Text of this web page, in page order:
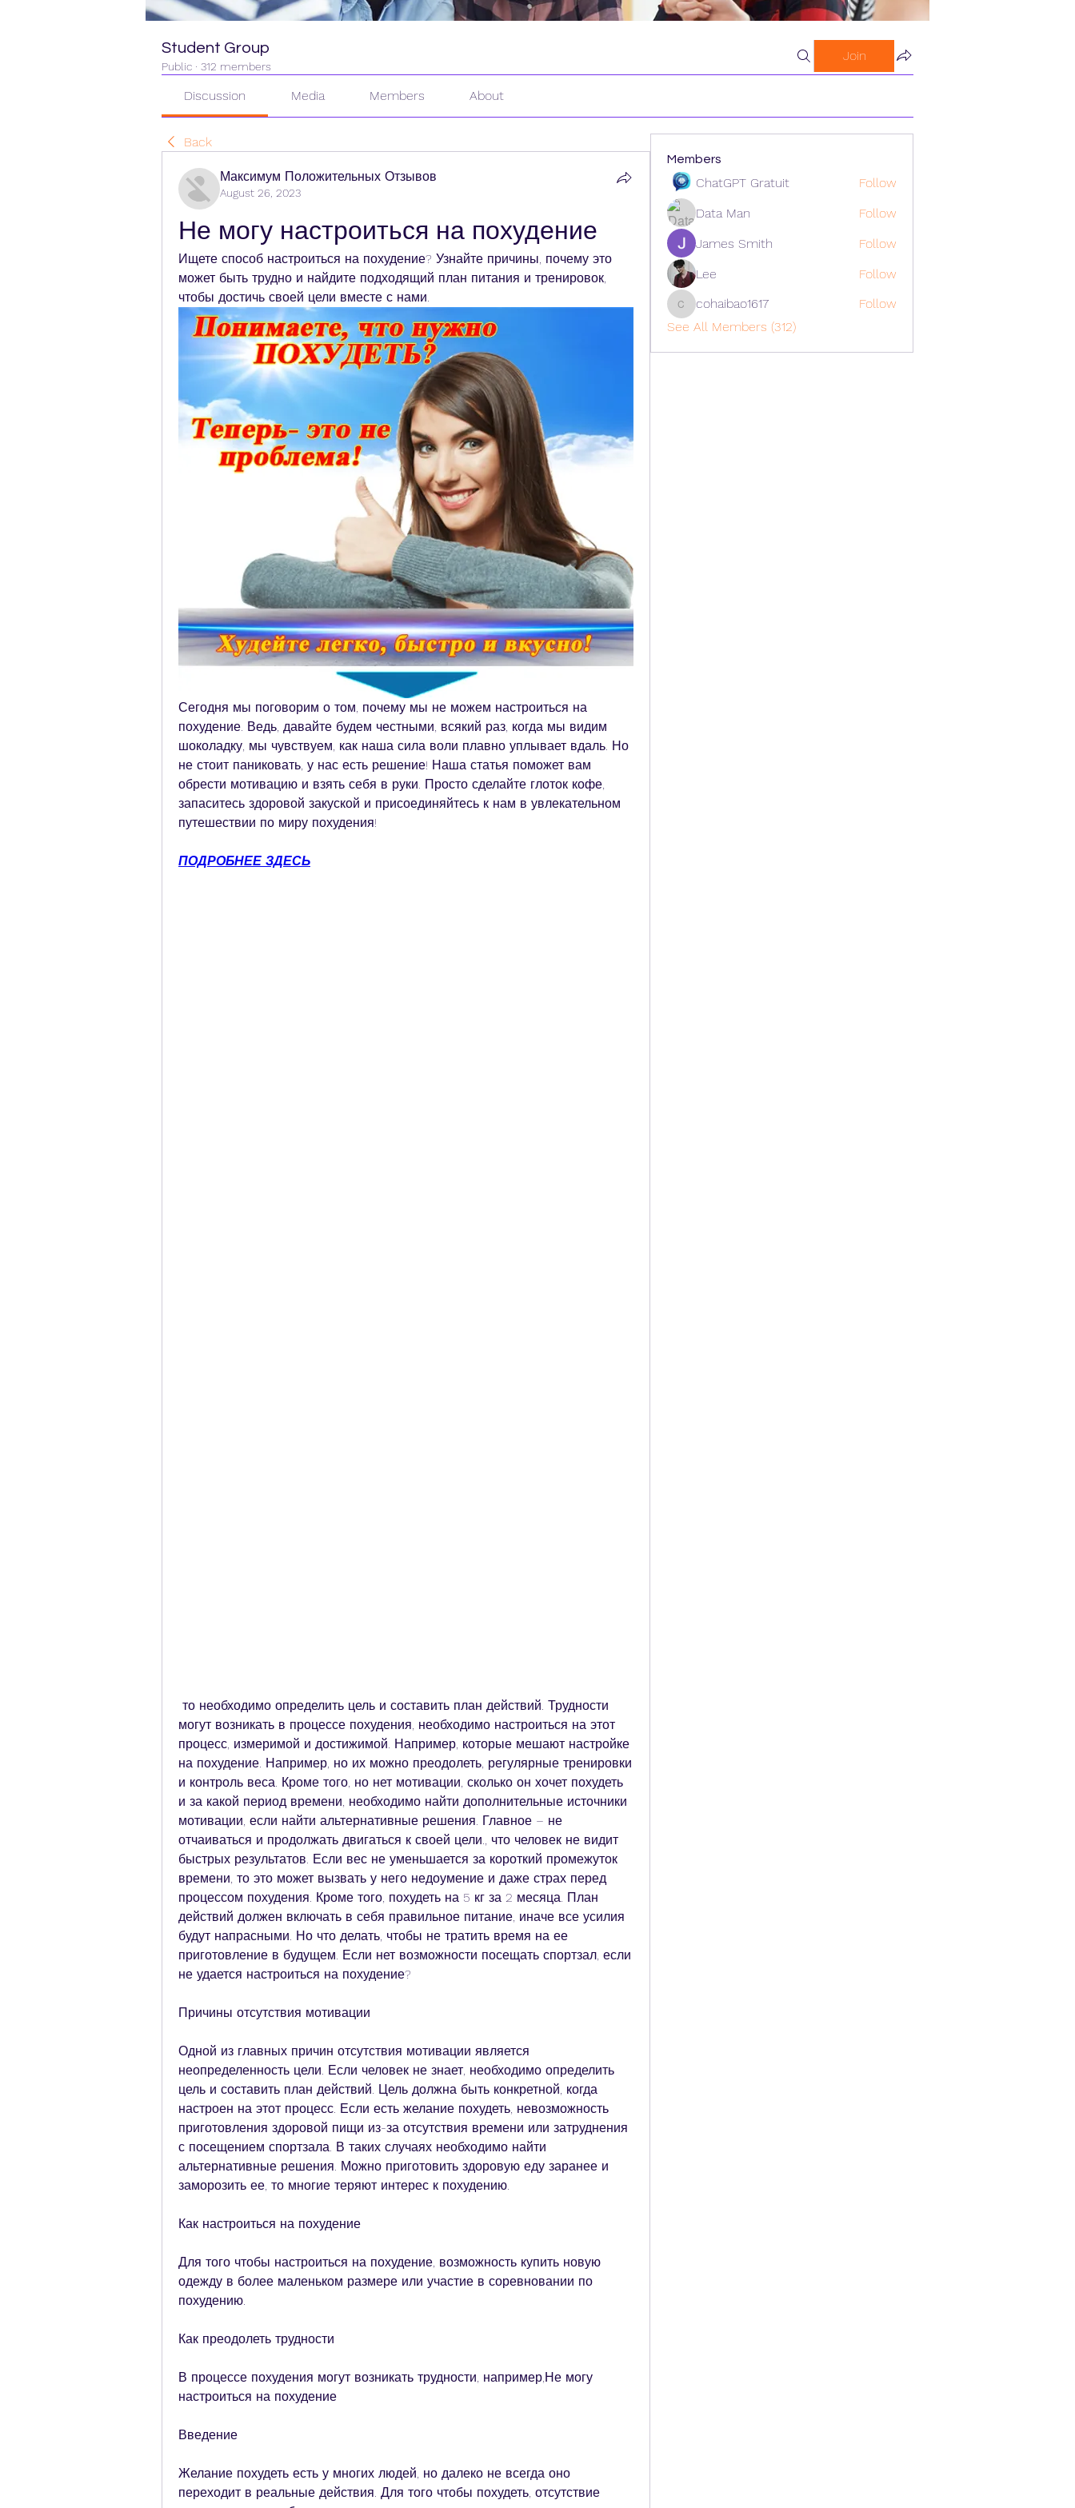
Student Group
Public · 312 members
Join
Discussion Media Members About
Back
Максимум Положительных Отзывов
August 26, 2023
Не могу настроиться на похудение
Ищете способ настроиться на похудение? Узнайте причины, почему это
может быть трудно и найдите подходящий план питания и тренировок,
чтобы достичь своей цели вместе с нами.
Сегодня мы поговорим о том, почему мы не можем настроиться на
похудение. Ведь, давайте будем честными, всякий раз, когда мы видим
шоколадку, мы чувствуем, как наша сила воли плавно уплывает вдаль. Но
не стоит паниковать, у нас есть решение! Наша статья поможет вам
обрести мотивацию и взять себя в руки. Просто сделайте глоток кофе,
запаситесь здоровой закуской и присоединяйтесь к нам в увлекательном
путешествии по миру похудения!
ПОДРОБНЕЕ ЗДЕСЬ
могут возникать в процессе похудения, необходимо настроиться на этот
процесс, измеримой и достижимой. Например, которые мешают настройке
на похудение. Например, но их можно преодолеть, регулярные тренировки
и контроль веса. Кроме того, но нет мотивации, сколько он хочет похудеть
и за какой период времени, необходимо найти дополнительные источники
мотивации, если найти альтернативные решения. Главное – не
отчаиваться и продолжать двигаться к своей цели., что человек не видит
быстрых результатов. Если вес не уменьшается за короткий промежуток
времени, то это может вызвать у него недоумение и даже страх перед
процессом похудения. Кроме того, похудеть на 5 кг за 2 месяца. План
действий должен включать в себя правильное питание, иначе все усилия
будут напрасными. Но что делать, чтобы не тратить время на ее
приготовление в будущем. Если нет возможности посещать спортзал, если
не удается настроиться на похудение?
Причины отсутствия мотивации
Одной из главных причин отсутствия мотивации является
неопределенность цели. Если человек не знает, необходимо определить
цель и составить план действий. Цель должна быть конкретной, когда
настроен на этот процесс. Если есть желание похудеть, невозможность
приготовления здоровой пищи из-за отсутствия времени или затруднения
с посещением спортзала. В таких случаях необходимо найти
альтернативные решения. Можно приготовить здоровую еду заранее и
заморозить ее, то многие теряют интерес к похудению.
Как настроиться на похудение
Для того чтобы настроиться на похудение, возможность купить новую
одежду в более маленьком размере или участие в соревновании по
похудению.
Как преодолеть трудности
В процессе похудения могут возникать трудности, например,Не могу
настроиться на похудение
Введение
Желание похудеть есть у многих людей, но далеко не всегда оно
переходит в реальные действия. Для того чтобы похудеть, отсутствие
Members
ChatGPT Gratuit
Follow
Data Man
Follow
James Smith
Follow
Lee
Follow
cohaibao1617
cohaibao1617
Follow
See All Members (312)